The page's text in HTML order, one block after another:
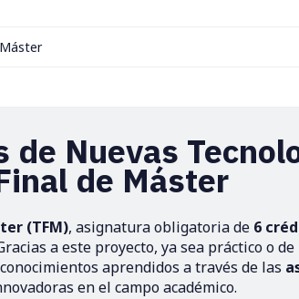
Nuevas
de Máster
(TFM), asignatura obligatoria de 6
a este proyecto, ya sea práctico o
aprendidos a través de las
en el campo académico.